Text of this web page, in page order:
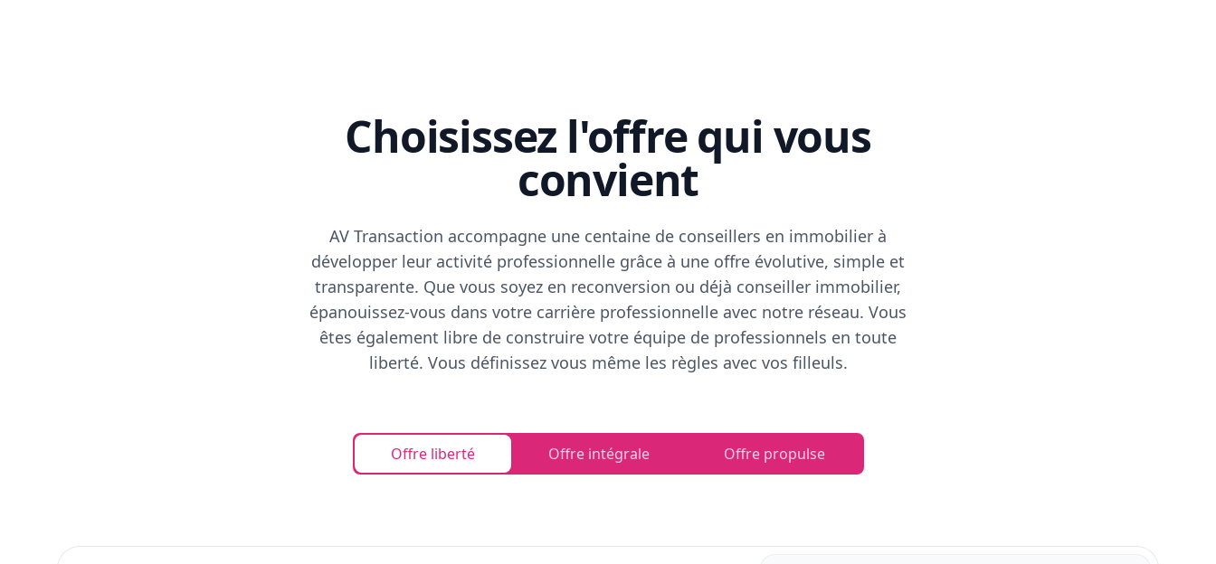
Choisissez l'offre qui vous
convient
AV Transaction accompagne une centaine de conseillers en immobilier à
développer leur activité professionnelle grâce à une offre évolutive, simple et
transparente. Que vous soyez en reconversion ou déjà conseiller immobilier,
épanouissez-vous dans votre carrière professionnelle avec notre réseau. Vous
êtes également libre de construire votre équipe de professionnels en toute
liberté. Vous définissez vous même les règles avec vos filleuls.
Offre liberté Offre intégrale Offre propulse